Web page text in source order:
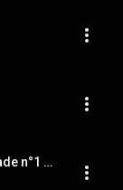
Smoking Josephine - Chopin, Ballade n°1 en sol mineur op. 23 - Amours, toujours !